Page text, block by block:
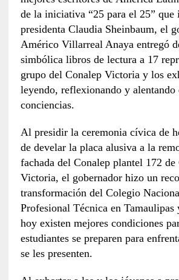
de la iniciativa “25 para el 25” que
presidenta Claudia Sheinbaum, el
Américo Villarreal Anaya entregó
simbólica libros de lectura a 17
grupo del Conalep Victoria y los
leyendo, reflexionando y alentando
conciencias.
Al presidir la ceremonia cívica de
de develar la placa alusiva a la
fachada del Conalep plantel 172 de
Victoria, el gobernador hizo un
transformación del Colegio
Profesional Técnica en Tamaulipas
hoy existen mejores condiciones
estudiantes se preparen para
se les presenten.